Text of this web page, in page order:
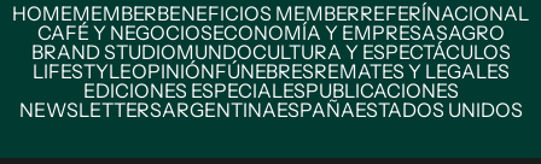
HOMEMEMBERBENEFICIOS MEMBERREFERÍNACIONAL
CAFÉ Y NEGOCIOSECONOMÍA Y EMPRESASAGRO
BRAND STUDIOMUNDOCULTURA Y ESPECTÁCULOS
LIFESTYLEOPINIÓNFÚNEBRESREMATES Y LEGALES
EDICIONES ESPECIALESPUBLICACIONES
NEWSLETTERSARGENTINAESPAÑAESTADOS UNIDOS